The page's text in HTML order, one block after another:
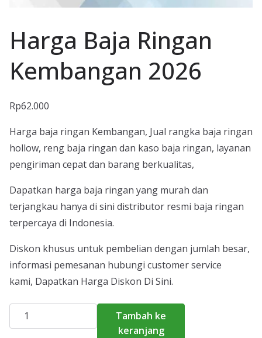
Harga Baja Ringan
Kembangan 2026
Rp62.000
Harga baja ringan Kembangan, Jual rangka baja ringan
hollow, reng baja ringan dan kaso baja ringan, layanan
pengiriman cepat dan barang berkualitas,
Dapatkan harga baja ringan yang murah dan
terjangkau hanya di sini distributor resmi baja ringan
terpercaya di Indonesia.
Diskon khusus untuk pembelian dengan jumlah besar,
informasi pemesanan hubungi customer service
kami, Dapatkan Harga Diskon Di Sini.
Kuantitas
Harga
Tambah ke
keranjang